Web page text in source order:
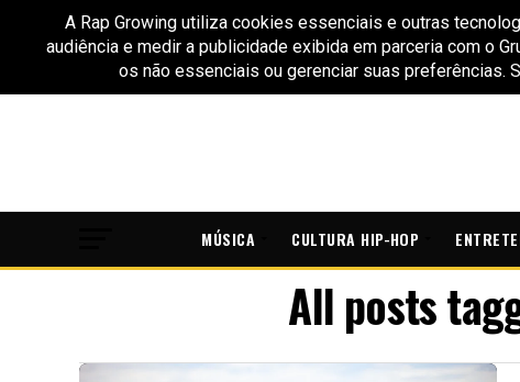
MÚSICA CULTURA HIP-HOP
All posts